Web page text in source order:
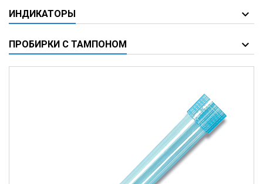
ИНДИКАТОРЫ
ПРОБИРКИ С ТАМПОНОМ